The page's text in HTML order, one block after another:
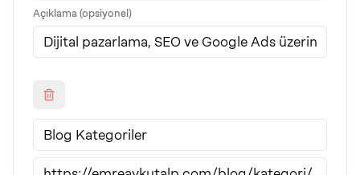
Açıklama (opsiyonel)